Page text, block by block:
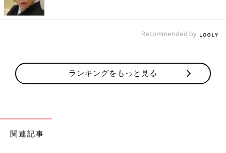
Recommended by
ランキングをもっと見る
関連記事